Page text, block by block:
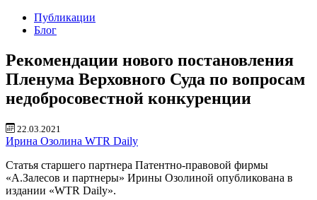
Публикации
Блог
Рекомендации нового постановления
Пленума Верховного Суда по вопросам
недобросовестной конкуренции
22.03.2021
Ирина Озолина WTR Daily
Статья старшего партнера Патентно-правовой фирмы
«А.Залесов и партнеры» Ирины Озолиной опубликована в
издании «WTR Daily».